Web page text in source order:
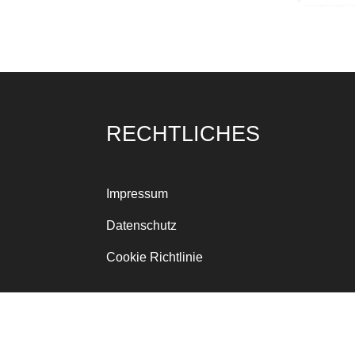
RECHTLICHES
Impressum
Datenschutz
Cookie Richtlinie